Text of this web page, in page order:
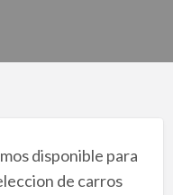
disponible para
de carros